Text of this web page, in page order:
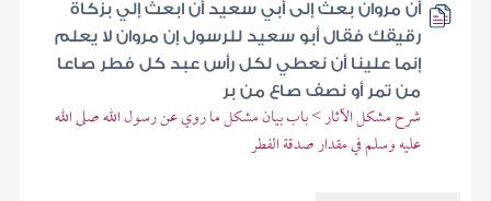
أن مروان بعث إلى أبي سعيد أن ابعث إلي بزكاة
رقيقك فقال أبو سعيد للرسول إن مروان لا يعلم
إنما علينا أن نعطي لكل رأس عبد كل فطر صاعا
من تمر أو نصف صاع من بر
شرح مشكل الآثار > باب بيان مشكل ما روي عن رسول الله صلى الله
عليه وسلم في مقدار صدقة الفطر